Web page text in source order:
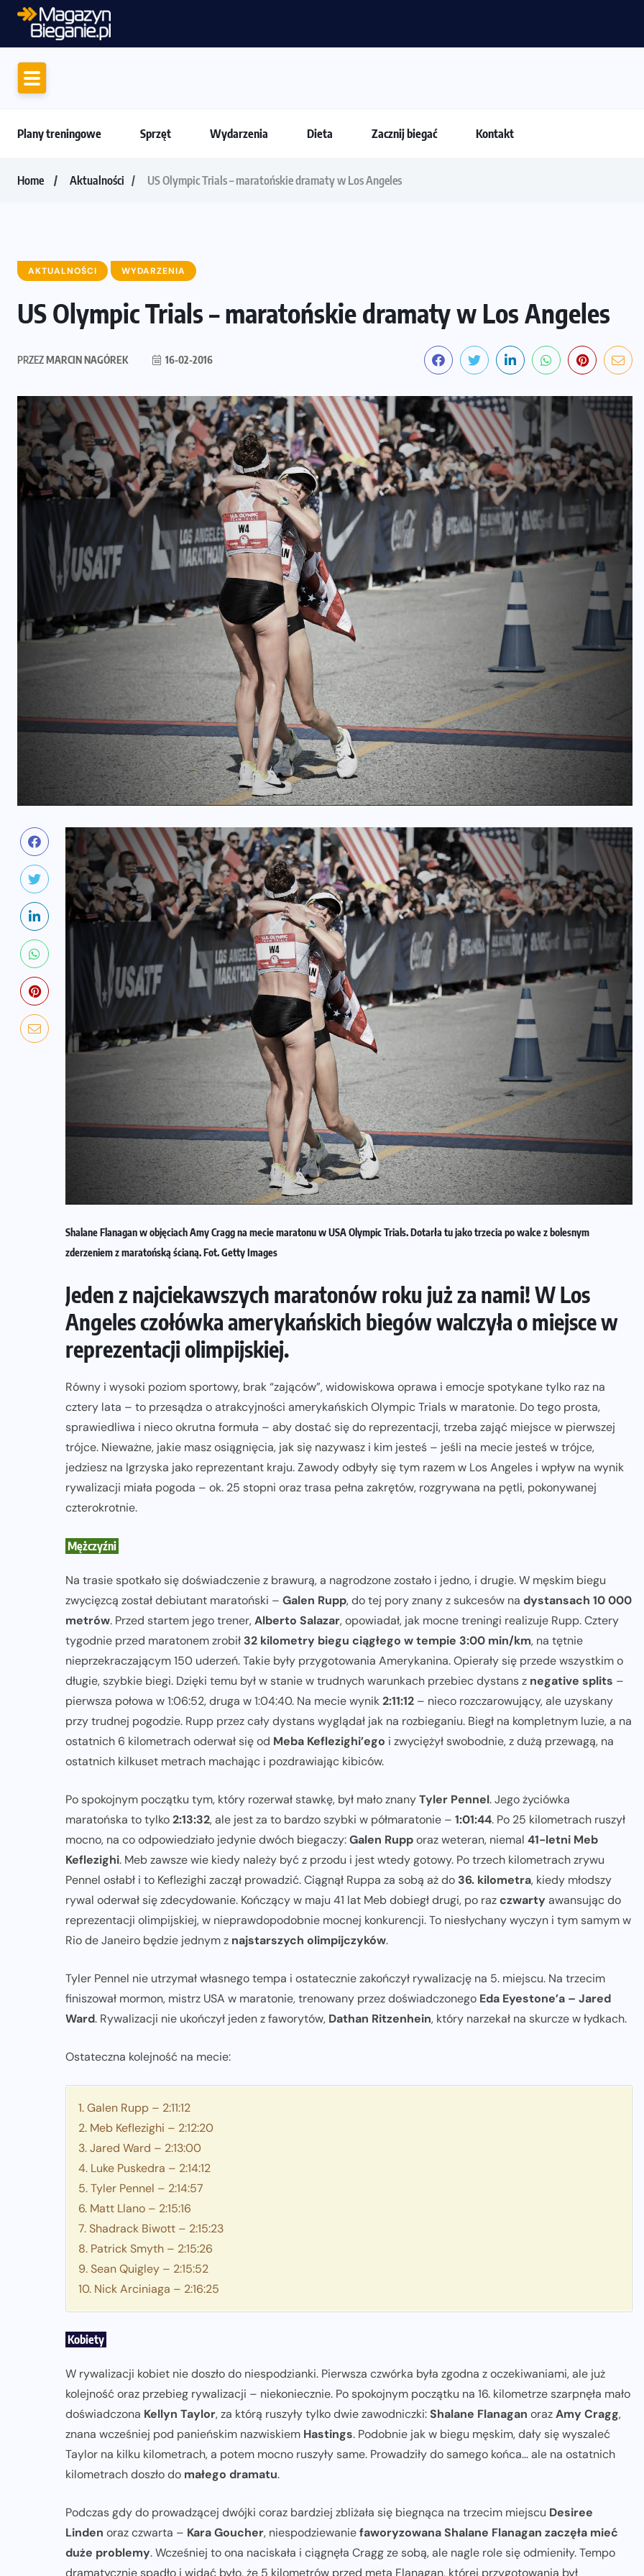
Plany treningowe Sprzęt Wydarzenia Dieta Zacznij biegać Kontakt
Home Aktualności US Olympic Trials – maratońskie dramaty w Los Angeles
AKTUALNOŚCI WYDARZENIA
US Olympic Trials – maratońskie dramaty w Los Angeles
PRZEZMARCIN NAGÓREK 16-02-2016
Shalane Flanagan w objęciach Amy Cragg na mecie maratonu w USA Olympic Trials. Dotarła tu jako trzecia po walce z bolesnym
zderzeniem z maratońską ścianą. Fot. Getty Images
Jeden z najciekawszych maratonów roku już za nami! W Los
Angeles czołówka amerykańskich biegów walczyła o miejsce w
reprezentacji olimpijskiej.
Równy i wysoki poziom sportowy, brak “zająców”, widowiskowa oprawa i emocje spotykane tylko raz na
cztery lata – to przesądza o atrakcyjności amerykańskich Olympic Trials w maratonie. Do tego prosta,
sprawiedliwa i nieco okrutna formuła – aby dostać się do reprezentacji, trzeba zająć miejsce w pierwszej
trójce. Nieważne, jakie masz osiągnięcia, jak się nazywasz i kim jesteś – jeśli na mecie jesteś w trójce,
jedziesz na Igrzyska jako reprezentant kraju. Zawody odbyły się tym razem w Los Angeles i wpływ na wynik
rywalizacji miała pogoda – ok. 25 stopni oraz trasa pełna zakrętów, rozgrywana na pętli, pokonywanej
czterokrotnie.
Mężczyźni
Na trasie spotkało się doświadczenie z brawurą, a nagrodzone zostało i jedno, i drugie. W męskim biegu
zwycięzcą został debiutant maratoński – Galen Rupp, do tej pory znany z sukcesów na dystansach 10 000
metrów. Przed startem jego trener,Alberto Salazar, opowiadał, jak mocne treningi realizuje Rupp. Cztery
tygodnie przed maratonem zrobił 32 kilometry biegu ciągłego w tempie 3:00 min/km, na tętnie
nieprzekraczającym 150 uderzeń. Takie były przygotowania Amerykanina. Opierały się przede wszystkim o
długie, szybkie biegi. Dzięki temu był w stanie w trudnych warunkach przebiec dystans z negative splits –
pierwsza połowa w 1:06:52, druga w 1:04:40. Na mecie wynik2:11:12 – nieco rozczarowujący, ale uzyskany
przy trudnej pogodzie. Rupp przez cały dystans wyglądał jak na rozbieganiu. Biegł na kompletnym luzie, a na
ostatnich 6 kilometrach oderwał się od Meba Keflezighi’ego i zwyciężył swobodnie, z dużą przewagą, na
ostatnich kilkuset metrach machając i pozdrawiając kibiców.
Po spokojnym początku tym, który rozerwał stawkę, był mało znanyTyler Pennel. Jego życiówka
maratońska to tylko2:13:32, ale jest za to bardzo szybki w półmaratonie – 1:01:44. Po 25 kilometrach ruszył
mocno, na co odpowiedziało jedynie dwóch biegaczy:Galen Rupporaz weteran, niemal 41-letni Meb
Keflezighi. Meb zawsze wie kiedy należy być z przodu i jest wtedy gotowy. Po trzech kilometrach zrywu
Pennel osłabł i to Keflezighi zaczął prowadzić. Ciągnął Ruppa za sobą aż do 36. kilometra, kiedy młodszy
rywal oderwał się zdecydowanie. Kończący w maju 41 lat Meb dobiegł drugi, po razczwarty awansując do
reprezentacji olimpijskiej, w nieprawdopodobnie mocnej konkurencji. To niesłychany wyczyn i tym samym w
Rio de Janeiro będzie jednym z najstarszych olimpijczyków.
Tyler Pennel nie utrzymał własnego tempa i ostatecznie zakończył rywalizację na 5. miejscu. Na trzecim
finiszował mormon, mistrz USA w maratonie, trenowany przez doświadczonego Eda Eyestone’a – Jared
Ward. Rywalizacji nie ukończył jeden z faworytów, Dathan Ritzenhein, który narzekał na skurcze w łydkach.
Ostateczna kolejność na mecie:
1. Galen Rupp – 2:11:12
2. Meb Keflezighi – 2:12:20
3. Jared Ward – 2:13:00
4. Luke Puskedra – 2:14:12
5. Tyler Pennel – 2:14:57
6. Matt Llano – 2:15:16
7. Shadrack Biwott – 2:15:23
8. Patrick Smyth – 2:15:26
9. Sean Quigley – 2:15:52
10. Nick Arciniaga – 2:16:25
Kobiety
W rywalizacji kobiet nie doszło do niespodzianki. Pierwsza czwórka była zgodna z oczekiwaniami, ale już
kolejność oraz przebieg rywalizacji – niekoniecznie. Po spokojnym początku na 16. kilometrze szarpnęła mało
doświadczona Kellyn Taylor, za którą ruszyły tylko dwie zawodniczki:Shalane Flanagan orazAmy Cragg,
znana wcześniej pod panieńskim nazwiskiem Hastings. Podobnie jak w biegu męskim, dały się wyszaleć
Taylor na kilku kilometrach, a potem mocno ruszyły same. Prowadziły do samego końca… ale na ostatnich
kilometrach doszło do małego dramatu.
Podczas gdy do prowadzącej dwójki coraz bardziej zbliżała się biegnąca na trzecim miejscu Desiree
Linden oraz czwarta – Kara Goucher, niespodziewaniefaworyzowana Shalane Flanagan zaczęła mieć
duże problemy. Wcześniej to ona naciskała i ciągnęła Cragg ze sobą, ale nagle role się odmieniły. Tempo
ZAPOWIEDZI IMPREZ
Trasa 48. Maratonu
Warszawskiego odkryta.
stworzony do szybkiego biegania
05-08-2026